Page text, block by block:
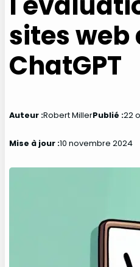
sites web
ChatGPT
Auteur :Robert MillerPublié :22
Mise à jour :10 novembre 2024